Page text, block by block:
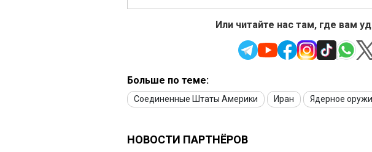
Или читайте нас там, где вам
Больше по теме:
Соединенные Штаты Америки Иран Ядерное